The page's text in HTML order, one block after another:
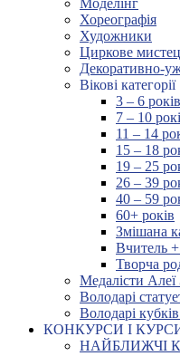
Моделінг
Хореографія
Художники
Циркове
Декоративно-
Вікові категорії
3 – 6 років
7 – 10
11 – 14
15 – 18
19 – 25
26 – 39
40 – 59
60+ років
Змішана
Вчитель
Творча
Медалісти Алеї
Володарі
Володарі
КОНКУРСИ І
НАЙБЛИЖЧІ